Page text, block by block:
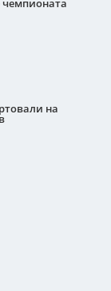
чемпионата
на